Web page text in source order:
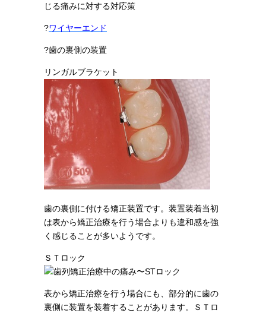
じる痛みに対する対応策
?ワイヤーエンド
?歯の裏側の装置
リンガルブラケット
歯の裏側に付ける矯正装置です。装置装着当初
は表から矯正治療を行う場合よりも違和感を強
く感じることが多いようです。
ＳＴロック
表から矯正治療を行う場合にも、部分的に歯の
裏側に装置を装着することがあります。ＳＴロ